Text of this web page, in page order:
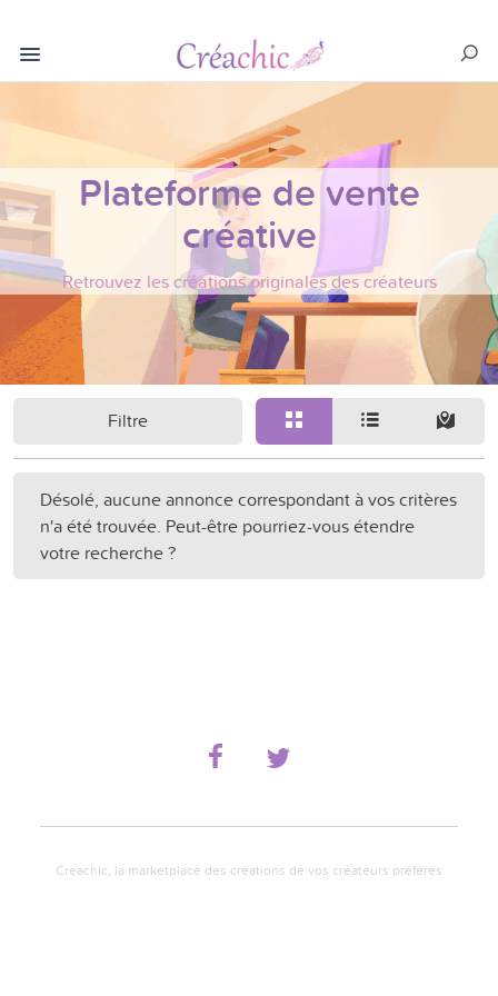
Plateforme de vente
créative
Retrouvez les créations originales des créateurs
Filtre
Désolé, aucune annonce correspondant à vos critères
n'a été trouvée. Peut-être pourriez-vous étendre
votre recherche ?
Creachic, la marketplace des créations de vos créateurs préférés